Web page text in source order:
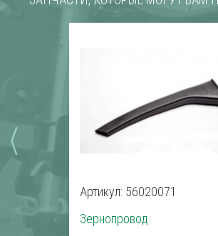
Артикул: 56020071
Зернопровод